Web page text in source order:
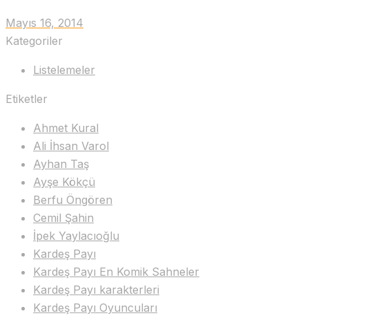
Mayıs 16, 2014
Kategoriler
Listelemeler
Etiketler
Ahmet Kural
Ali İhsan Varol
Ayhan Taş
Ayşe Kökçü
Berfu Öngören
Cemil Şahin
İpek Yaylacıoğlu
Kardeş Payı
Kardeş Payı En Komik Sahneler
Kardeş Payı karakterleri
Kardeş Payı Oyuncuları